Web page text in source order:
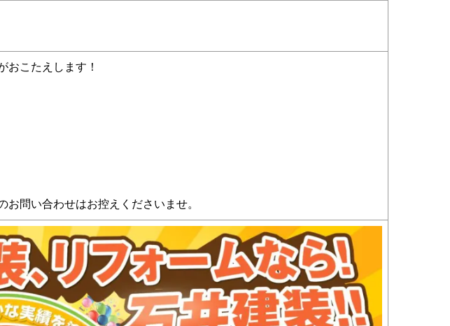
おこたえします！
問い合わせはお控えくださいませ。